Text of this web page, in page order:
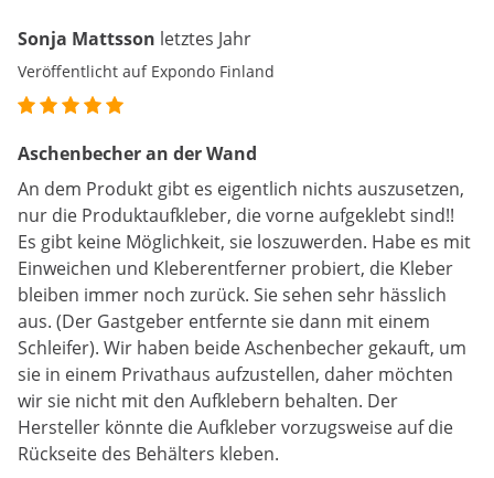
Sonja Mattsson letztes Jahr
Veröffentlicht auf Expondo Finland
Aschenbecher an der Wand
An dem Produkt gibt es eigentlich nichts auszusetzen,
nur die Produktaufkleber, die vorne aufgeklebt sind!!
Es gibt keine Möglichkeit, sie loszuwerden. Habe es mit
Einweichen und Kleberentferner probiert, die Kleber
bleiben immer noch zurück. Sie sehen sehr hässlich
aus. (Der Gastgeber entfernte sie dann mit einem
Schleifer). Wir haben beide Aschenbecher gekauft, um
sie in einem Privathaus aufzustellen, daher möchten
wir sie nicht mit den Aufklebern behalten. Der
Hersteller könnte die Aufkleber vorzugsweise auf die
Rückseite des Behälters kleben.